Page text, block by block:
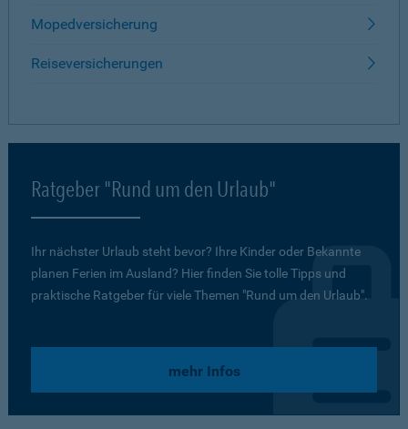
Mopedversicherung
Reiseversicherungen
Ratgeber "Rund um den Urlaub"
Ihr nächster Urlaub steht bevor? Ihre Kinder oder Bekannte
planen Ferien im Ausland? Hier finden Sie tolle Tipps und
praktische Ratgeber für viele Themen "Rund um den Urlaub".
mehr Infos